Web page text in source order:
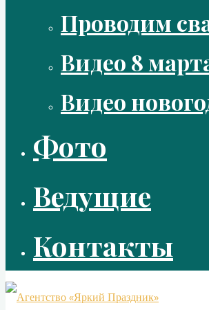
Проводим
Видео 8
Видео
Фото
Ведущие
Контакты